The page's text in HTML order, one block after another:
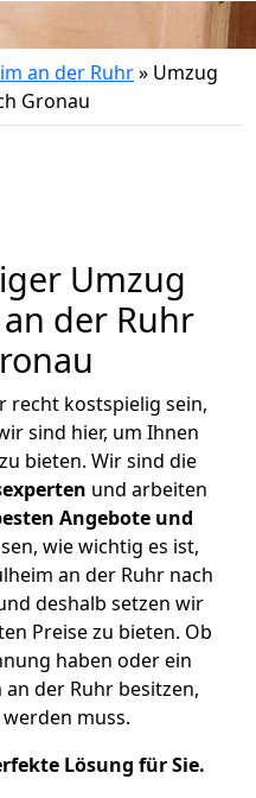
an der Ruhr» Umzug
Gronau
Umzug
der Ruhr
recht kostspielig sein,
sind hier, um Ihnen
zu bieten. Wir sind die
und arbeiten
Angebote und
wie wichtig es ist,
an der Ruhr nach
deshalb setzen wir
Preise zu bieten. Ob
haben oder ein
der Ruhr besitzen,
muss.
Lösung für Sie.